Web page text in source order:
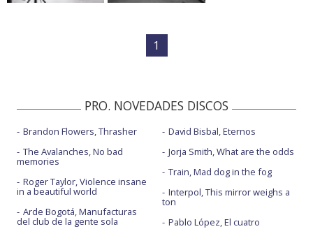
1
PRO. NOVEDADES DISCOS
Brandon Flowers, Thrasher
The Avalanches, No bad
memories
Roger Taylor, Violence insane
in a beautiful world
Arde Bogotá, Manufacturas
del club de la gente sola
David Bisbal, Eternos
Jorja Smith, What are the odds
Train, Mad dog in the fog
Interpol, This mirror weighs a
ton
Pablo López, El cuatro